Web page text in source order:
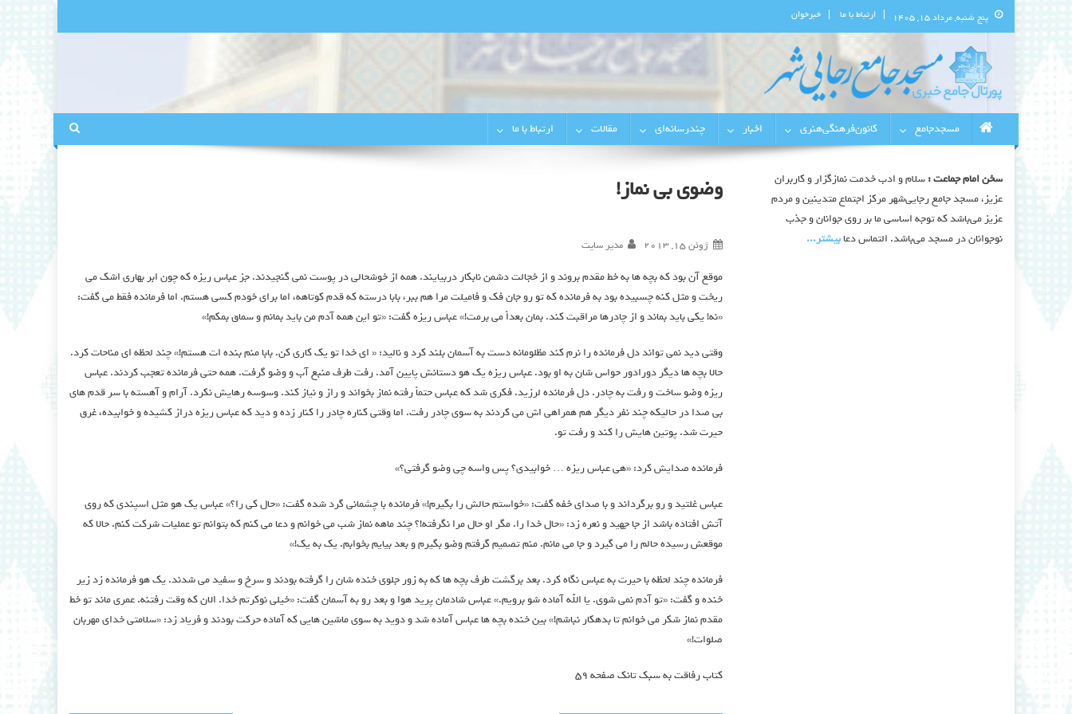
پنج شنبه, مرداد ۱۵, ۱۴۰۵ ارتباط با ما خبرخوان
پورتال اطلاع‌رسانی مسجد جامع رجایی‌شهر
استان البرز
مسجدجامع
کانون‌فرهنگی‌هنری اخبار چندرسانه‌ای مقالات ارتباط با ما
وضوی بی نماز!
ژوئن 15, 2013 مدیر سایت
موقع آن بود که بچه ها به خط مقدم بروند و از خجالت دشمن نابکار دربیایند. همه از خوشحالی در پوست نمی گنجیدند. جز عباس ریزه که چون ابر بهاری اشک می
ریخت و مثل کنه چسبیده بود به فرمانده که تو رو جان فک و فامیلت مرا هم ببر، بابا درسته که قدم کوتاهه، اما برای خودم کسی هستم. اما فرمانده فقط می گفت:
«نه! یکی باید بماند و از چادرها مراقبت کند. بمان بعداً می برمت!» عباس ریزه گفت: «تو این همه آدم من باید بمانم و سماق بمکم!»
وقتی دید نمی تواند دل فرمانده را نرم کند مظلومانه دست به آسمان بلند کرد و نالید: « ای خدا تو یک کاری کن. بابا منم بنده ات هستم!» چند لحظه ای مناحات کرد.
حالا بچه ها دیگر دورادور حواس شان به او بود. عباس ریزه یک هو دستانش پایین آمد. رفت طرف منبع آب و وضو گرفت. همه حتی فرمانده تعجب کردند. عباس
ریزه وضو ساخت و رفت به چادر. دل فرمانده لرزید. فکری شد که عباس حتماً رفته نماز بخواند و راز و نیاز کند. وسوسه رهایش نکرد. آرام و آهسته با سر قدم های
بی صدا در حالیکه چند نفر دیگر هم همراهی اش می کردند به سوی چادر رفت. اما وقتی کناره چادر را کنار زده و دید که عباس ریزه دراز کشیده و خوابیده، غرق
حیرت شد. پوتین هایش را کند و رفت تو.
فرمانده صدایش کرد: «هی عباس ریزه … خوابیدی؟ پس واسه چی وضو گرفتی؟»
عباس غلتید و رو برگرداند و با صدای خفه گفت: «خواستم حالش را بگیرم!» فرمانده با چشمانی گرد شده گفت: «حال کی را؟» عباس یک هو مثل اسپندی که روی
آتش افتاده باشد از جا جهید و نعره زد: «حال خدا را. مگر او حال مرا نگرفته!؟ چند ماهه نماز شب می خوانم و دعا می کنم که بتوانم تو عملیات شرکت کنم. حالا که
موقعش رسیده حالم را می گیرد و جا می مانم. منم تصمیم گرفتم وضو بگیرم و بعد بیایم بخوابم. یک به یک!»
فرمانده چند لحظه با حیرت به عباس نگاه کرد. بعد برگشت طرف بچه ها که به زور جلوی خنده شان را گرفته بودند و سرخ و سفید می شدند. یک هو فرمانده زد زیر
خنده و گفت: «تو آدم نمی شوی. یا الله آماده شو برویم.» عباس شادمان پرید هوا و بعد رو به آسمان گفت: «خیلی نوکرتم خدا. الان که وقت رفتنه. عمری ماند تو خط
مقدم نماز شکر می خوانم تا بدهکار نباشم!» بین خنده بچه ها عباس آماده شد و دوید به سوی ماشین هایی که آماده حرکت بودند و فریاد زد: «سلامتی خدای مهربان
صلوات!»
کتاب رفاقت به سبك تانک صفحه 59
سخن امام جماعت :سلام و ادب خدمت نمازگزار و کاربران
عزیز، مسجد جامع رجایی‌شهر مرکز اجتماع متدینین و مردم
عزیز می‌باشد که توجه اساسی ما بر روی جوانان و جذب
نوجوانان در مسجد می‌باشد. التماس دعابیشتر‫...‬